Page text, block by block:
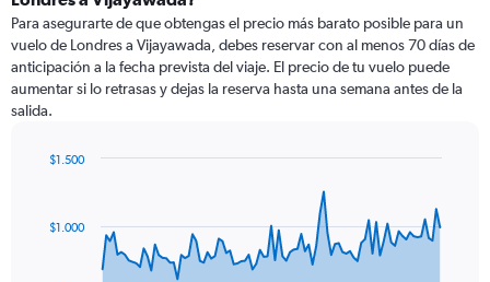
Para asegurarte de que obtengas el precio más barato posible para un
vuelo de Londres a Vijayawada, debes reservar con al menos 70 días de
anticipación a la fecha prevista del viaje. El precio de tu vuelo puede
aumentar si lo retrasas y dejas la reserva hasta una semana antes de la
salida.
data
$1.000
$1.500